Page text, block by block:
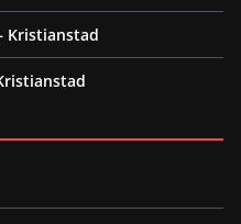
Kristianstad